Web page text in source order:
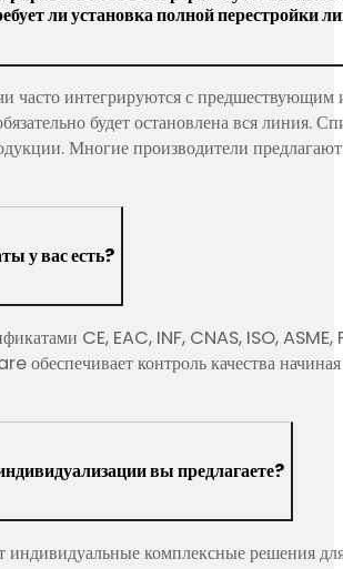
ли установка полной перестройки
часто интегрируются с
будет остановлена вся
Многие производители
у вас есть?
CE, EAC, INF, CNAS, ISO,
обеспечивает контроль качества
вы предлагаете?
индивидуальные комплексные решения